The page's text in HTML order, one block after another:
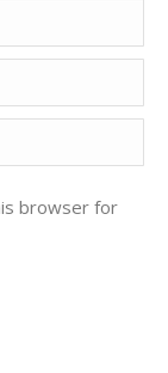
browser for